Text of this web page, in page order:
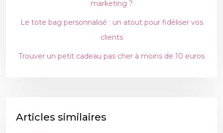
marketing ?
Le tote bag personnalisé : un atout pour fidéliser vos
clients
Trouver un petit cadeau pas cher à moins de 10 euros
Articles similaires